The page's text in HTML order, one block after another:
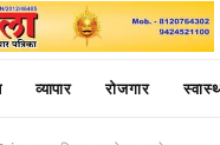
व्यापार रोजगार